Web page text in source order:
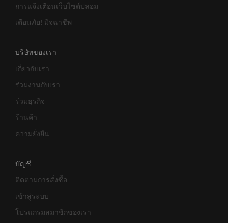
การแจ้งเตือนเว็บไซต์ปลอม
เตือนภัย! มิจฉาชีพ
บริษัทของเรา
เกี่ยวกับเรา
ร่วมงานกับเรา
ร่วมธุรกิจ
ร้านค้า
ความยั่งยืน
บัญชี
ติดตามการสั่งซื้อ
เข้าสู่ระบบ
โปรแกรมสมาชิกของเรา